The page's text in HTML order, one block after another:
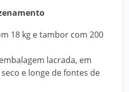
18 kg e tambor com 200
lacrada, em
e longe de fontes de